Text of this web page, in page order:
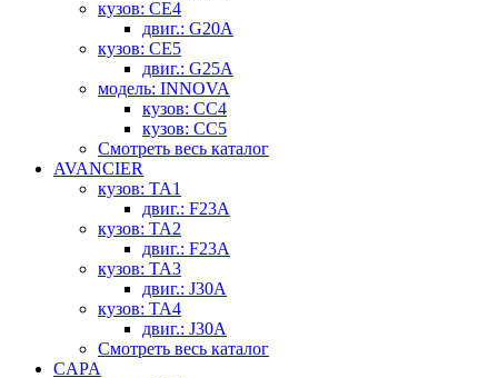
кузов: CE4
двиг.: G20A
кузов: CE5
двиг.: G25A
модель: INNOVA
кузов: CC4
кузов: CC5
Смотреть весь каталог
AVANCIER
кузов: TA1
двиг.: F23A
кузов: TA2
двиг.: F23A
кузов: TA3
двиг.: J30A
кузов: TA4
двиг.: J30A
Смотреть весь каталог
CAPA